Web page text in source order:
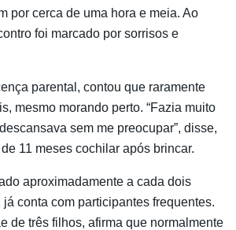
por cerca de uma hora e meia. Ao
foi marcado por sorrisos e
parental, contou que raramente
mesmo morando perto. “Fazia muito
sem me preocupar”, disse,
11 meses cochilar após brincar.
aproximadamente a cada dois
conta com participantes frequentes.
de três filhos, afirma que normalmente